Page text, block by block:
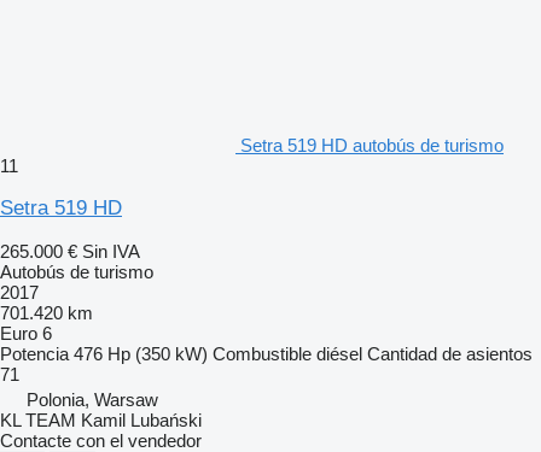
Setra 519 HD autobús de turismo
11
Setra 519 HD
265.000 € Sin IVA
Autobús de turismo
2017
701.420 km
Euro 6
Potencia 476 Hp (350 kW) Combustible diésel Cantidad de asientos
71
Polonia, Warsaw
KL TEAM Kamil Lubański
Contacte con el vendedor